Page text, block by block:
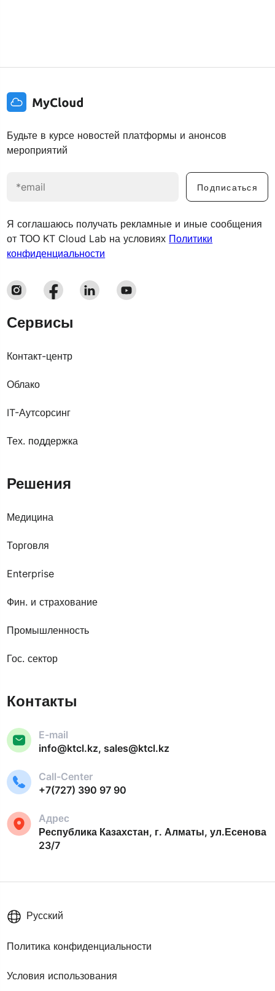
Будьте в курсе новостей платформы и анонсов
мероприятий
Подписаться
Я соглашаюсь получать рекламные и иные сообщения
от ТОО KT Cloud Lab на условиях Политики
конфиденциальности
Сервисы
Контакт-центр
Облако
IT-Аутсорсинг
Тех. поддержка
Решения
Медицина
Торговля
Enterprise
Фин. и страхование
Промышленность
Гос. сектор
Контакты
E-mail
info@ktcl.kz, sales@ktcl.kz
Call-Center
+7(727) 390 97 90
Адрес
Республика Казахстан, г. Алматы, ул.Есенова
23/7
Русский
Политика конфиденциальности
Условия использования